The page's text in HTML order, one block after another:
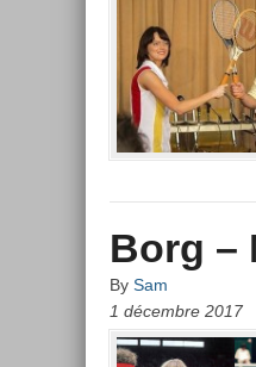
Borg –
By Sam
1 décembre 2017